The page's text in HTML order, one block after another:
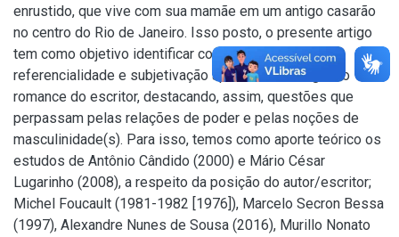
enrustido, que vive com sua mamãe em um antigo casarão
no centro do Rio de Janeiro. Isso posto, o presente artigo
tem como objetivo identificar como os processos de
referencialidade e subjetivação aparecem no segundo
romance do escritor, destacando, assim, questões que
perpassam pelas relações de poder e pelas noções de
masculinidade(s). Para isso, temos como aporte teórico os
estudos de Antônio Cândido (2000) e Mário César
Lugarinho (2008), a respeito da posição do autor/escritor;
Michel Foucault (1981-1982 [1976]), Marcelo Secron Bessa
(1997), Alexandre Nunes de Sousa (2016), Murillo Nonato